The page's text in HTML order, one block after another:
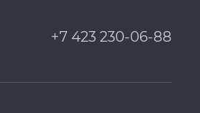
+7 423 230-06-88